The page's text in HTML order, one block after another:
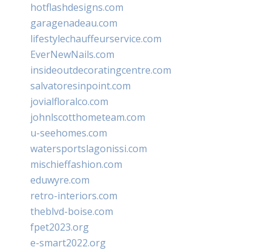
hotflashdesigns.com
garagenadeau.com
lifestylechauffeurservice.com
EverNewNails.com
insideoutdecoratingcentre.com
salvatoresinpoint.com
jovialfloralco.com
johnlscotthometeam.com
u-seehomes.com
watersportslagonissi.com
mischieffashion.com
eduwyre.com
retro-interiors.com
theblvd-boise.com
fpet2023.org
e-smart2022.org